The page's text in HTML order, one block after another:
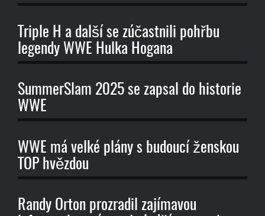
Triple H a další se zúčastnili pohřbu
legendy WWE Hulka Hogana
SummerSlam 2025 se zapsal do historie
WWE
WWE má velké plány s budoucí ženskou
TOP hvězdou
Randy Orton prozradil zajímavou